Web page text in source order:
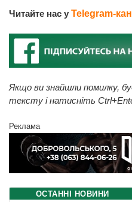
Читайте нас у Telegram-
Якщо ви знайшли помилку,
тексту і натисніть
Реклама
ОСТАННІ НОВИНИ